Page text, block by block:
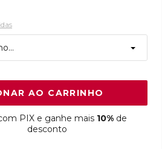
AO CARRINHO
PIX e ganhe mais 10% de
desconto